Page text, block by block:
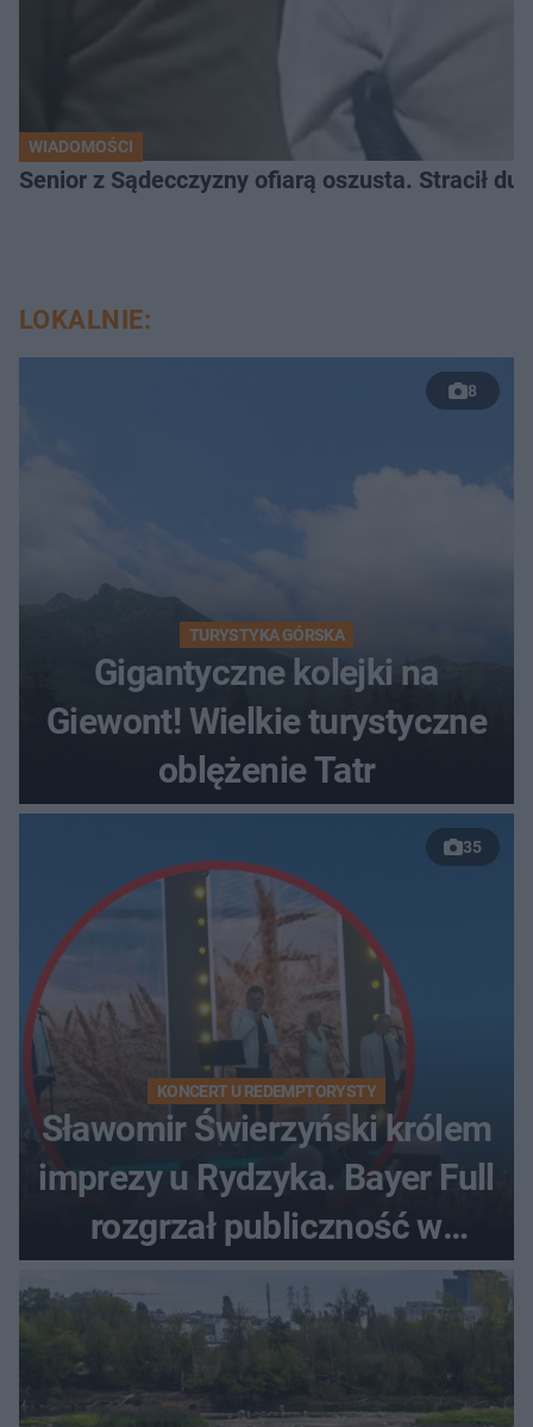
WIADOMOŚCI
Senior z Sądecczyzny ofiarą oszusta. Stracił
LOKALNIE:
8
TURYSTYKA GÓRSKA
Gigantyczne kolejki na
Giewont! Wielkie turystyczne
oblężenie Tatr
35
KONCERT U REDEMPTORYSTY
Sławomir Świerzyński królem
imprezy u Rydzyka. Bayer Full
rozgrzał publiczność w
Toruniu